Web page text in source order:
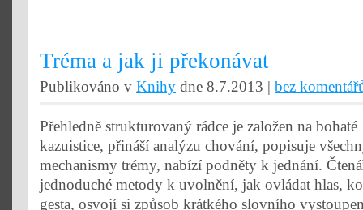
Tréma a jak ji překonávat
Publikováno v Knihy dne 8.7.2013 | bez
Přehledně strukturovaný rádce je založen na bohaté
kazuistice, přináší analýzu chování, popisuje
mechanismy trémy, nabízí podněty k jednání.
jednoduché metody k uvolnění, jak ovládat hlas,
gesta, osvojí si způsob krátkého slovního